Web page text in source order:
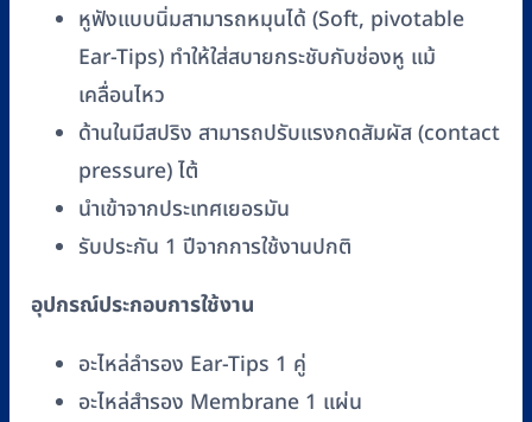
หูฟังแบบนิ่มสามารถหมุนได้ (Soft, pivotable
Ear-Tips) ทำให้ใส่สบายกระชับกับช่องหู แม้
เคลื่อนไหว
ด้านในมีสปริง สามารถปรับแรงกดสัมผัส (contact
pressure) ไต้
นำเข้าจากประเทศเยอรมัน
รับประกัน 1 ปีจากการใช้งานปกติ
อุปกรณ์ประกอบการใช้งาน
อะไหล่ลำรอง Ear-Tips 1 คู่
อะไหล่สำรอง Membrane 1 แผ่น